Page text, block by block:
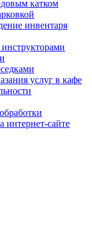
катком
инвентаря
услуг в кафе
интернет-сайте